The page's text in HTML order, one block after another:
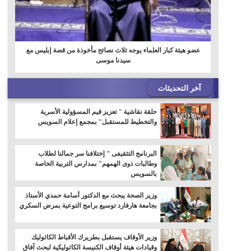
عضو هيئة كبار العلماء يوجه ثلاث نصائح مأخوذة من قصة إبليس مع
سيدنا ‏موسى
آخر التحديثات
حلقة نقاشية " تعزيز قيم المسؤولية الأسرية
والتخطيط للمستقبل" بمجمع إعلام السويس
البرنامج التثقيفى " إختلافنا سر جمالنا لطلاب
وطالبات ذوى الهمهم" بمدارس التربية الخاصة
بالسويس
وزير الصحة يبحث مع الدكتور أسامة حمدي الأستاذ
بجامعة هارفارد توسيع برامج التوعية بمرض السكري
وزير الأوقاف يستقبل بطريرك الأقباط الكاثوليك
وقيادات هيئة أوقاف الكنيسة الكاثوليكية لبحث آفاق